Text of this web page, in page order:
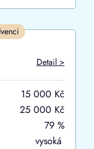
Detail >
15 000 Kč
25 000 Kč
79 %
vysoká